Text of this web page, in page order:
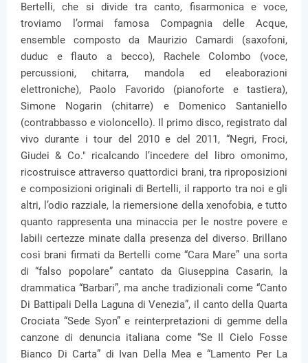
Bertelli, che si divide tra canto, fisarmonica e voce,
troviamo l’ormai famosa Compagnia delle Acque,
ensemble composto da Maurizio Camardi (saxofoni,
duduc e flauto a becco), Rachele Colombo (voce,
percussioni, chitarra, mandola ed eleaborazioni
elettroniche), Paolo Favorido (pianoforte e tastiera),
Simone Nogarin (chitarre) e Domenico Santaniello
(contrabbasso e violoncello). Il primo disco, registrato dal
vivo durante i tour del 2010 e del 2011, “Negri, Froci,
Giudei & Co." ricalcando l’incedere del libro omonimo,
ricostruisce attraverso quattordici brani, tra riproposizioni
e composizioni originali di Bertelli, il rapporto tra noi e gli
altri, l’odio razziale, la riemersione della xenofobia, e tutto
quanto rappresenta una minaccia per le nostre povere e
labili certezze minate dalla presenza del diverso. Brillano
così brani firmati da Bertelli come “Cara Mare” una sorta
di “falso popolare” cantato da Giuseppina Casarin, la
drammatica “Barbari”, ma anche tradizionali come “Canto
Di Battipali Della Laguna di Venezia”, il canto della Quarta
Crociata “Sede Syon” e reinterpretazioni di gemme della
canzone di denuncia italiana come “Se Il Cielo Fosse
Bianco Di Carta” di Ivan Della Mea e “Lamento Per La